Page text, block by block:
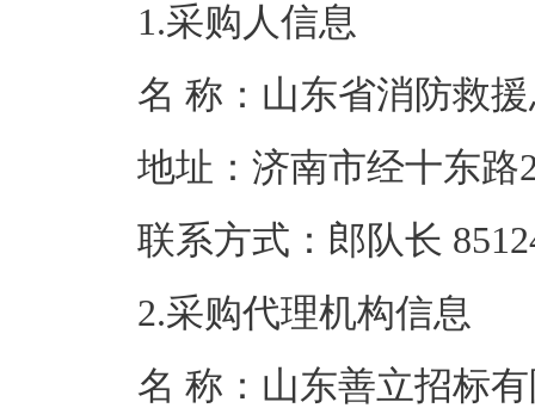
1.采购人信息
名 称：山东省
地址：济南市
联系方式：郎
2.采购代理机构信息
名 称：山东善立招标